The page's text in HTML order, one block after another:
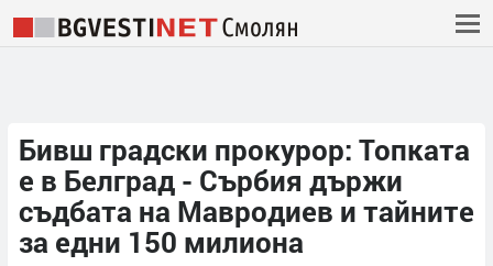
Бивш градски прокурор: Топката
е в Белград - Сърбия държи
съдбата на Мавродиев и тайните
за едни 150 милиона